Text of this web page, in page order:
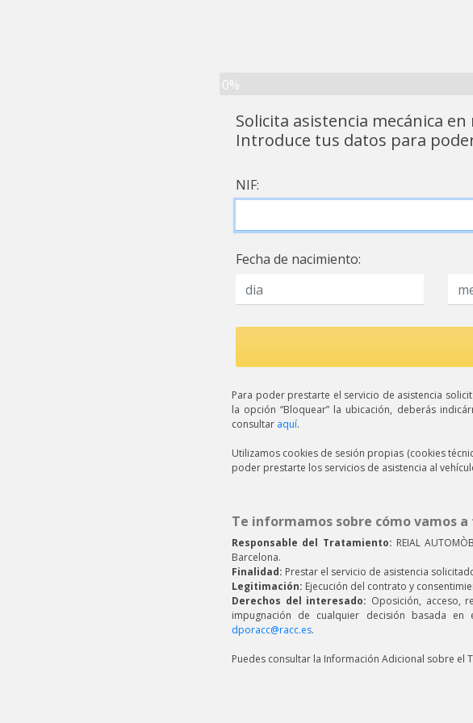
0%
Solicita asistencia mecánica
Introduce tus datos para
NIF:
Fecha de nacimiento:
Para poder prestarte el servicio de asistencia
la opción “Bloquear” la ubicación, deberás
consultar aquí.
Utilizamos cookies de sesión propias (cookies
poder prestarte los servicios de asistencia al
Te informamos sobre cómo vamos
Responsable del Tratamiento: REIAL
Barcelona.
Finalidad: Prestar el servicio de asistencia
Legitimación: Ejecución del contrato y
Derechos del interesado: Oposición, acceso,
impugnación de cualquier decisión basada
dporacc@racc.es.
Puedes consultar la Información Adicional sobre el